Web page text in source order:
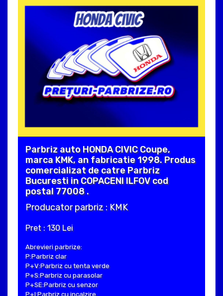
Parbriz auto HONDA CIVIC Coupe,
marca KMK, an fabricatie 1998. Produs
comercializat de catre Parbriz
Bucuresti in COPACENI ILFOV cod
postal 77008 .
Producator parbriz : KMK
Pret : 130 Lei
Abrevieri parbrize:
P:Parbriz clar
P+V:Parbriz cu tenta verde
P+S:Parbriz cu parasolar
P+SE:Parbriz cu senzor
P+I:Parbriz cu incalzire